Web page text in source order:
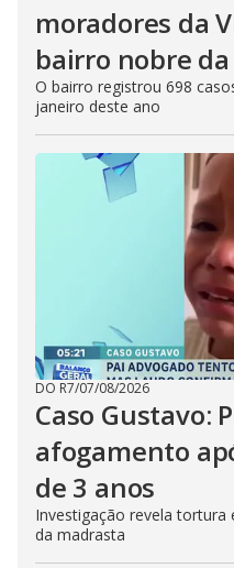
moradores da
bairro nobre da
O bairro registrou 698
janeiro deste ano
DO R7/07/08/2026
Caso Gustavo:
afogamento
de 3 anos
Investigação revela tortura
da madrasta